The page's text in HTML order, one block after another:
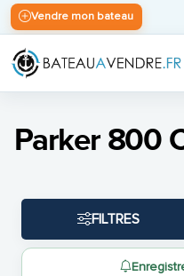
Vendre mon bateau
Parker 800
FILTRES